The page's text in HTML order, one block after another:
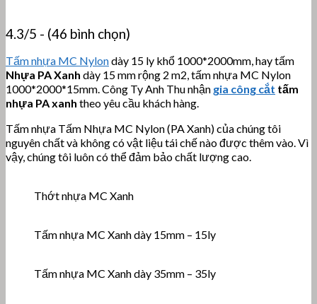
4.3/5 - (46 bình chọn)
Tấm nhựa MC Nylondày 15 ly khổ 1000*2000mm, hay tấm
Nhựa PA Xanh dày 15 mm rộng 2 m2, tấm nhựa MC Nylon
1000*2000*15mm. Công Ty Anh Thu nhận gia công cắt tấm
nhựa PA xanh theo yêu cầu khách hàng.
Tấm nhựa Tấm Nhựa MC Nylon (PA Xanh) của chúng tôi
nguyên chất và không có vật liệu tái chế nào được thêm vào. Vì
vậy, chúng tôi luôn có thể đảm bảo chất lượng cao.
Thớt nhựa MC Xanh
Tấm nhựa MC Xanh dày 15mm – 15ly
Tấm nhựa MC Xanh dày 35mm – 35ly